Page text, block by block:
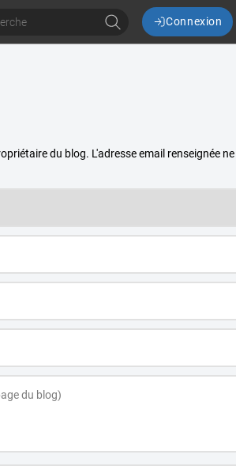
Connexion
du blog. L'adresse email renseignée